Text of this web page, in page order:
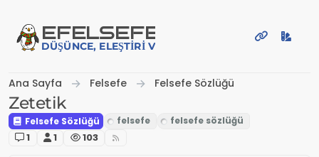
EFELSEFE
DÜŞÜNCE, ELEŞTIRI VE PAYLAŞIM PLATFORMU
Ana Sayfa Felsefe Felsefe Sözlüğü
Zetetik
Felsefe Sözlüğü
1
1 103